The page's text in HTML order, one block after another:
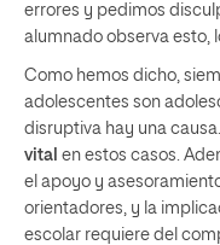
errores y pedimos
alumnado observa esto,
Como hemos dicho,
adolescentes son
disruptiva hay una causa.
vital en estos casos.
el apoyo y
orientadores , y la
escolar requiere del